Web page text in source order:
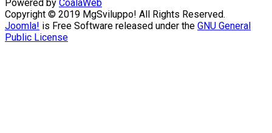
Powered by CoalaWeb
Copyright © 2019 MgSviluppo! All Rights Reserved.
Joomla! is Free Software released under the GNU General
Public License